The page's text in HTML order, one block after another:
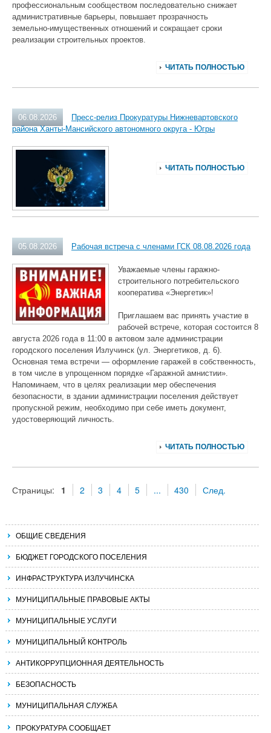
профессиональным сообществом последовательно снижает
административные барьеры, повышает прозрачность
земельно‑имущественных отношений и сокращает сроки
реализации строительных проектов.
ЧИТАТЬ ПОЛНОСТЬЮ
06.08.2026
Пресс-релиз Прокуратуры Нижневартовского
района Ханты-Мансийского автономного округа - Югры
ЧИТАТЬ ПОЛНОСТЬЮ
05.08.2026 Рабочая встреча с членами ГСК 08.08.2026 года
Уважаемые члены гаражно-
строительного потребительского
кооператива «Энергетик»!
Приглашаем вас принять участие в
рабочей встрече, которая состоится 8
августа 2026 года в 11:00 в актовом зале администрации
городского поселения Излучинск (ул. Энергетиков, д. 6).
Основная тема встречи — оформление гаражей в собственность,
в том числе в упрощенном порядке «Гаражной амнистии».
Напоминаем, что в целях реализации мер обеспечения
безопасности, в здании администрации поселения действует
пропускной режим, необходимо при себе иметь документ,
удостоверяющий личность.
ЧИТАТЬ ПОЛНОСТЬЮ
Страницы: 1 2 3 4 5 ... 430 След.
ОБЩИЕ СВЕДЕНИЯ
БЮДЖЕТ ГОРОДСКОГО ПОСЕЛЕНИЯ
ИНФРАСТРУКТУРА ИЗЛУЧИНСКА
МУНИЦИПАЛЬНЫЕ ПРАВОВЫЕ АКТЫ
МУНИЦИПАЛЬНЫЕ УСЛУГИ
МУНИЦИПАЛЬНЫЙ КОНТРОЛЬ
АНТИКОРРУПЦИОННАЯ ДЕЯТЕЛЬНОСТЬ
БЕЗОПАСНОСТЬ
МУНИЦИПАЛЬНАЯ СЛУЖБА
ПРОКУРАТУРА СООБЩАЕТ